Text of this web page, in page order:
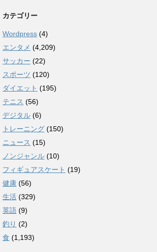
カテゴリー
Wordpress (4)
エンタメ (4,209)
サッカー (22)
スポーツ (120)
ダイエット (195)
テニス (56)
デジタル (6)
トレーニング (150)
ニュース (15)
ノンジャンル (10)
フィギュアスケート (19)
健康 (56)
生活 (329)
英語 (9)
釣り (2)
食 (1,193)